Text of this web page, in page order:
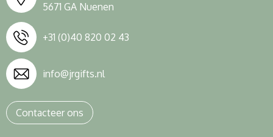
5671 GA Nuenen
+31 (0)40 820 02 43
info@jrgifts.nl
Contacteer ons